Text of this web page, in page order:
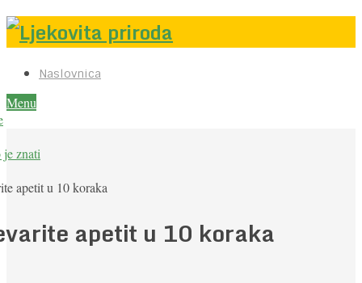
Naslovnica
Menu
znati
apetit u 10 koraka
apetit u 10 koraka